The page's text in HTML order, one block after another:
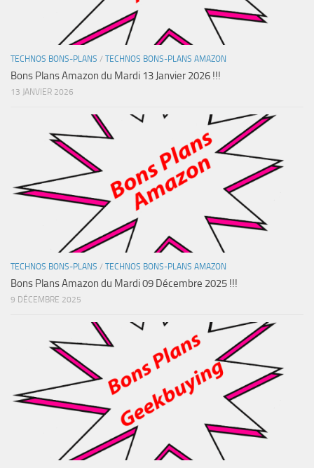
TECHNOS BONS-PLANS / TECHNOS BONS-PLANS AMAZON
Bons Plans Amazon du Mardi 13 Janvier 2026 !!!
13 JANVIER 2026
TECHNOS BONS-PLANS / TECHNOS BONS-PLANS AMAZON
Bons Plans Amazon du Mardi 09 Décembre 2025 !!!
9 DÉCEMBRE 2025